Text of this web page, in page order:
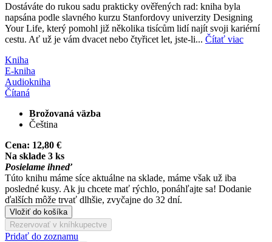
Dostáváte do rukou sadu prakticky ověřených rad: kniha byla
napsána podle slavného kurzu Stanfordovy univerzity Designing
Your Life, který pomohl již několika tisícům lidí najít svoji kariérní
cestu. Ať už je vám dvacet nebo čtyřicet let, jste-li... Čítať viac
Kniha
E-kniha
Audiokniha
Čítaná
Brožovaná väzba
Čeština
Cena: 12,80 €
Na sklade 3 ks
Posielame ihneď
Túto knihu máme síce aktuálne na sklade, máme však už iba
posledné kusy. Ak ju chcete mať rýchlo, ponáhľajte sa! Dodanie
ďalších môže trvať dlhšie, zvyčajne do 32 dní.
Vložiť do košíka
Rezervovať v kníhkupectve
Pridať do zoznamu